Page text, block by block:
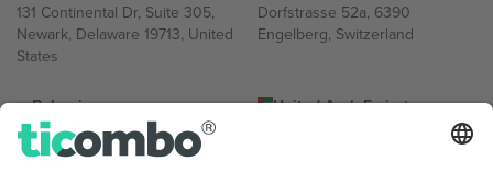
131 Continental Dr, Suite 305,
Newark, Delaware 19713, United
States
Dorfstrasse 52a, 6390
Engelberg, Switzerland
Bulgaria
Regus Sofia City West, bul
Totleben 53-55, 1606 Sofia,
United Arab Emirates
UAE Dubai Silicon Oasis, DDP